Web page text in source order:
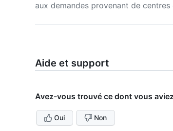
aux demandes provenant de
Aide et support
Avez-vous trouvé ce dont vous
Oui Non